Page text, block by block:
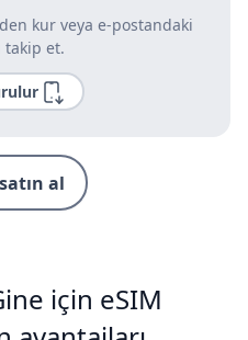
kur veya e-postandaki
takip et.
al
için eSIM